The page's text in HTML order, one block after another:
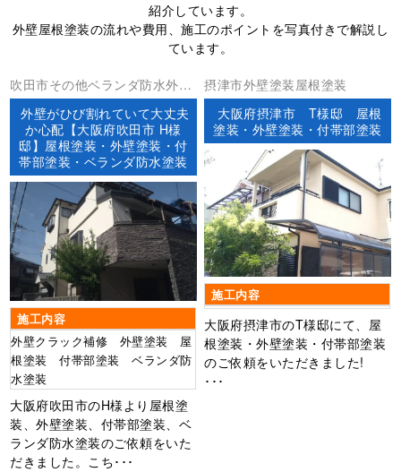
紹介しています。
外壁屋根塗装の流れや費用、施工のポイントを写真付きで解説し
ています。
吹田市その他ベランダ防水外壁
塗装屋根塗装防水工事
外壁がひび割れていて大丈夫
か心配【大阪府吹田市 H様
邸】屋根塗装・外壁塗装・付
帯部塗装・ベランダ防水塗装
施工内容
外壁クラック補修 外壁塗装 屋
根塗装 付帯部塗装 ベランダ防
水塗装
大阪府吹田市のH様より屋根塗
装、外壁塗装、付帯部塗装、ベ
ランダ防水塗装のご依頼をいた
だきました。こち･･･
摂津市外壁塗装屋根塗装
大阪府摂津市 T様邸 屋根
塗装・外壁塗装・付帯部塗装
施工内容
大阪府摂津市のT様邸にて、屋
根塗装・外壁塗装・付帯部塗装
のご依頼をいただきました!
･･･